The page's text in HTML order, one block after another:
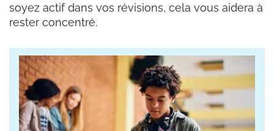
soyez actif dans vos révisions, cela vous aidera à
rester concentré.